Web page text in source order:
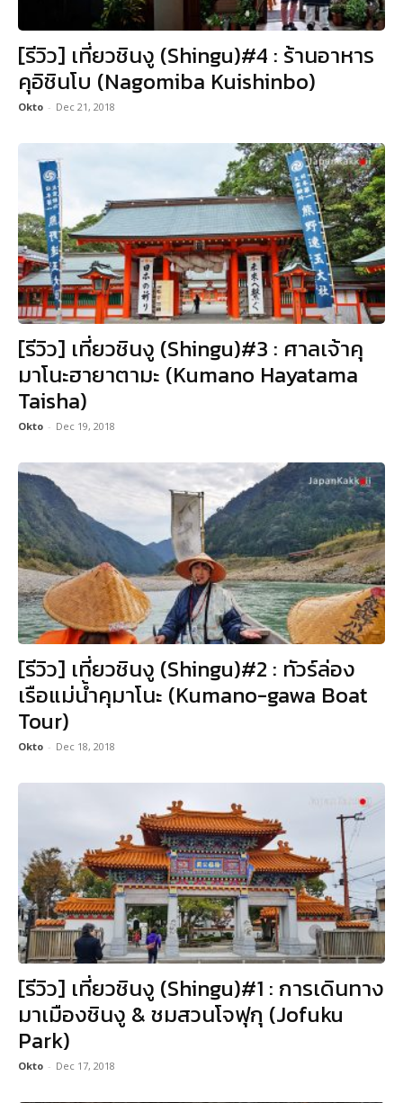
[รีวิว] เที่ยวชินงู (Shingu)#4 : ร้านอาหาร
คุอิชินโบ (Nagomiba Kuishinbo)
Okto - Dec 21, 2018
[รีวิว] เที่ยวชินงู (Shingu)#3 : ศาลเจ้าคุ
มาโนะฮายาตามะ (Kumano Hayatama
Taisha)
Okto - Dec 19, 2018
[รีวิว] เที่ยวชินงู (Shingu)#2 : ทัวร์ล่อง
เรือแม่น้ำคุมาโนะ (Kumano-gawa Boat
Tour)
Okto - Dec 18, 2018
[รีวิว] เที่ยวชินงู (Shingu)#1 : การเดินทาง
มาเมืองชินงู & ชมสวนโจฟุกุ (Jofuku
Park)
Okto - Dec 17, 2018